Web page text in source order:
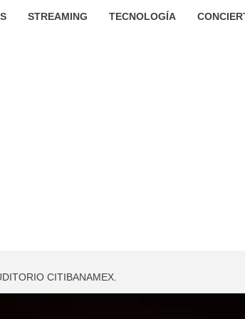
STREAMING TECNOLOGÍA
CITIBANAMEX.